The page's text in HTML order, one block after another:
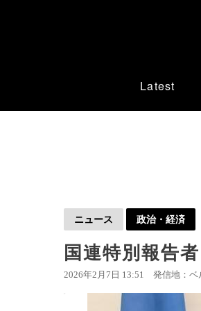
Latest
ニュース 政治・経済
国連特別報告
2026年2月7日 13:51 発信地：ベ